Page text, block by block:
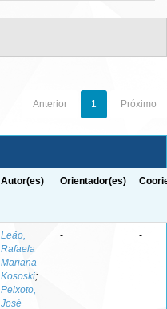
Anterior 1 Próximo
Autor(es) Orientador(es)
Leão,
Rafaela
Mariana
Kososki;
Peixoto,
José
- -